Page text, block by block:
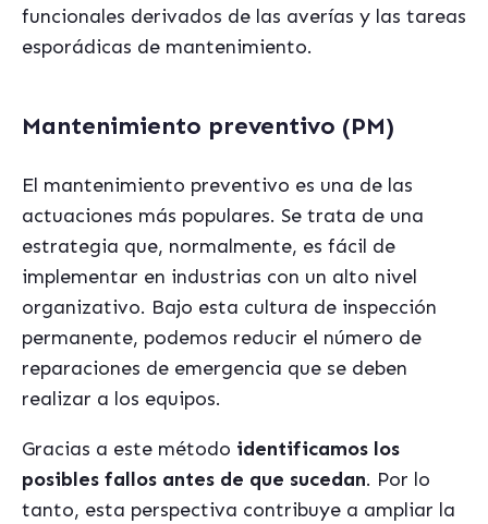
funcionales derivados de las averías y las tareas
esporádicas de mantenimiento.
Mantenimiento preventivo (PM)
El mantenimiento preventivo es una de las
actuaciones más populares. Se trata de una
estrategia que, normalmente, es fácil de
implementar en industrias con un alto nivel
organizativo. Bajo esta cultura de inspección
permanente, podemos reducir el número de
reparaciones de emergencia que se deben
realizar a los equipos.
Gracias a este método identificamos los
posibles fallos antes de que sucedan. Por lo
tanto, esta perspectiva contribuye a ampliar la